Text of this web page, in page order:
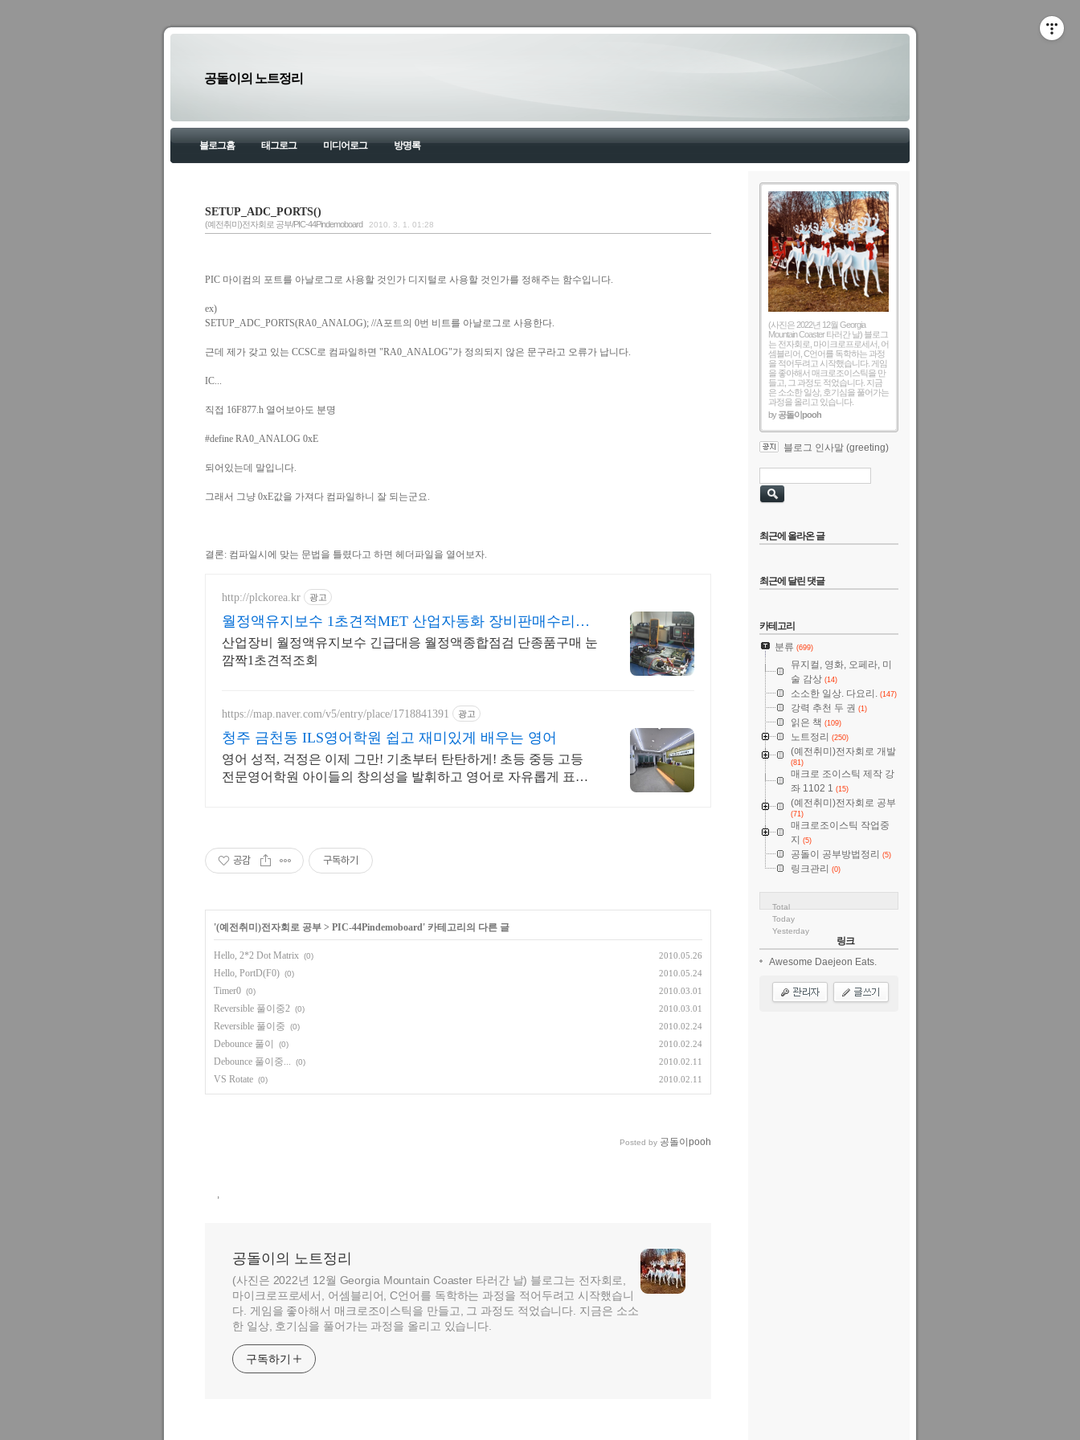
공돌이의 노트정리
블로그홈 태그로그 미디어로그 방명록
SETUP_ADC_PORTS()
(예전취미)전자회로 공부/PIC-44Pindemoboard 2010. 3. 1. 01:28
PIC 마이컴의 포트를 아날로그로 사용할 것인가 디지털로 사용할 것인가를 정해주는 함수입니다.
ex)
SETUP_ADC_PORTS(RA0_ANALOG); //A포트의 0번 비트를 아날로그로 사용한다.
근데 제가 갖고 있는 CCSC로 컴파일하면 "RA0_ANALOG"가 정의되지 않은 문구라고 오류가 납니다.
IC...
직접 16F877.h 열어보아도 분명
#define RA0_ANALOG 0xE
되어있는데 말입니다.
그래서 그냥 0xE값을 가져다 컴파일하니 잘 되는군요.
결론: 컴파일시에 맞는 문법을 틀렸다고 하면 헤더파일을 열어보자.
http://plckorea.kr 광고
월정액유지보수 1초견적MET 산업자동화 장비판매수리보
수
산업장비 월정액유지보수 긴급대응 월정액종합점검 단종품구매 눈
깜짝1초견적조회
https://map.naver.com/v5/entry/place/1718841391 광고
청주 금천동 ILS영어학원 쉽고 재미있게 배우는 영어
영어 성적, 걱정은 이제 그만! 기초부터 탄탄하게! 초등 중등 고등
전문영어학원 아이들의 창의성을 발휘하고 영어로 자유롭게 표현
공감 구독하기
'(예전취미)전자회로 공부 > PIC-44Pindemoboard' 카테고리의 다른 글
Hello, 2*2 Dot Matrix (0) 2010.05.26
Hello, PortD(F0) (0) 2010.05.24
Timer0 (0) 2010.03.01
Reversible 풀이중2 (0) 2010.03.01
Reversible 풀이중 (0) 2010.02.24
Debounce 풀이 (0) 2010.02.24
Debounce 풀이중... (0) 2010.02.11
VS Rotate (0) 2010.02.11
Posted by 공돌이pooh
,
공돌이의 노트정리
(사진은 2022년 12월 Georgia Mountain Coaster 타러간 날) 블로그는 전자회로,
마이크로프로세서, 어셈블리어, C언어를 독학하는 과정을 적어두려고 시작했습니
다. 게임을 좋아해서 매크로조이스틱을 만들고, 그 과정도 적었습니다. 지금은 소소
한 일상, 호기심을 풀어가는 과정을 올리고 있습니다.
구독하기
(사진은 2022년 12월 Georgia
Mountain Coaster 타러간 날) 블로그
는 전자회로, 마이크로프로세서, 어
셈블리어, C언어를 독학하는 과정
을 적어두려고 시작했습니다. 게임
을 좋아해서 매크로조이스틱을 만
들고, 그 과정도 적었습니다. 지금
은 소소한 일상, 호기심을 풀어가는
과정을 올리고 있습니다.
by공돌이pooh
블로그 인사말 (greeting)
최근에 올라온 글
최근에 달린 댓글
카테고리
분류 (699)
뮤지컬, 영화, 오페라, 미
술 감상 (14)
소소한 일상. 다요리. (147)
강력 추천 두 권 (1)
읽은 책 (109)
노트정리 (250)
(예전취미)전자회로 개발
(81)
매크로 조이스틱 제작 강
좌 1102 1 (15)
(예전취미)전자회로 공부
(71)
매크로조이스틱 작업중
지
(5)
공돌이 공부방법정리 (5)
링크관리 (0)
Total
Today
Yesterday
링크
Awesome Daejeon Eats.